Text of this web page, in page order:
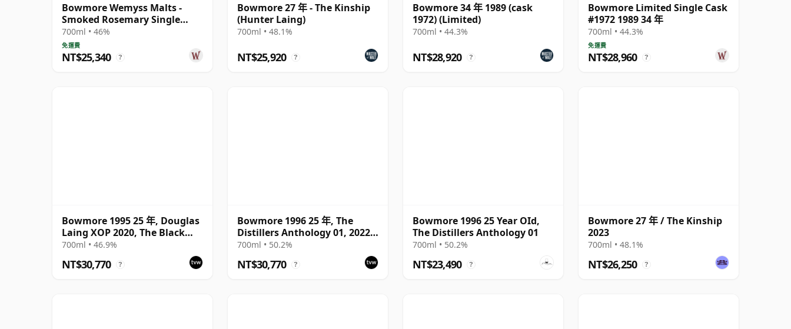
Bowmore Wemyss Malts -
Smoked Rosemary Single
Cask 1989 30 年
700ml • 46%
免運費
NT$25,340 ?
Bowmore 27 年 - The Kinship
(Hunter Laing)
700ml • 48.1%
NT$25,920 ?
Bowmore 34 年 1989 (cask
1972) (Limited)
700ml • 44.3%
NT$28,920 ?
Bowmore Limited Single Cask
#1972 1989 34 年
700ml • 44.3%
免運費
NT$28,960 ?
Bowmore 1995 25 年, Douglas
Laing XOP 2020, The Black
Series
700ml • 46.9%
NT$30,770 ?
Bowmore 1996 25 年, The
Distillers Anthology 01, 2022
Bottling with Presentation
700ml • 50.2%
NT$30,770 ?
Bowmore 1996 25 Year OId,
The Distillers Anthology 01
700ml • 50.2%
NT$23,490 ?
Bowmore 27 年 / The Kinship
2023
700ml • 48.1%
NT$26,250 ?